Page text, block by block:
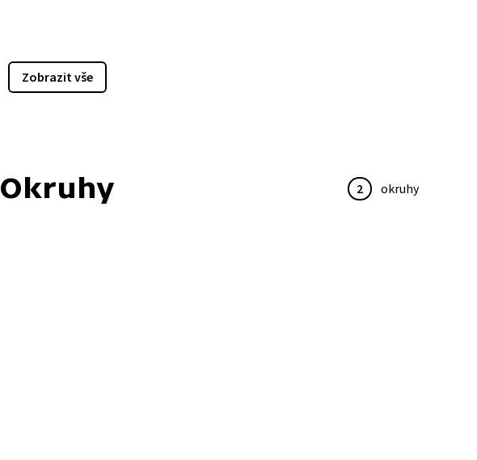
Zobrazit vše
Okruhy 2 okruhy